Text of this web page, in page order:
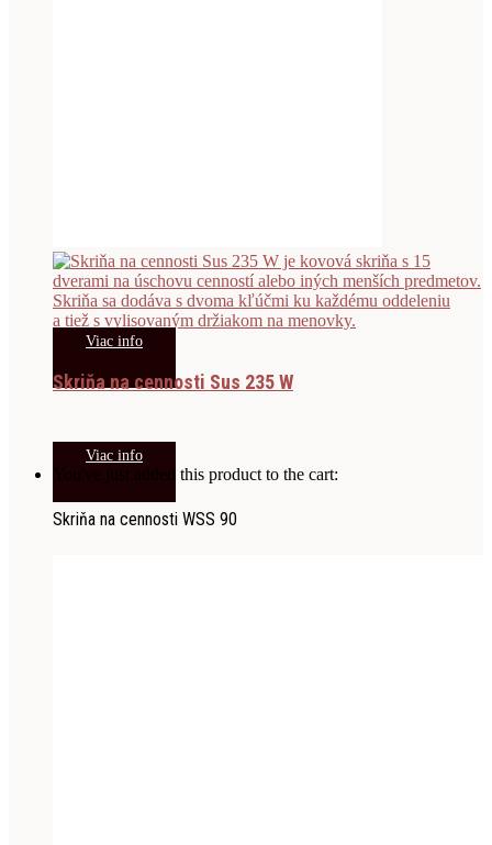
Viac info
Skriňa na cennosti Sus 235 W
Viac info
You've just added this product to the cart:
Skriňa na cennosti WSS 90